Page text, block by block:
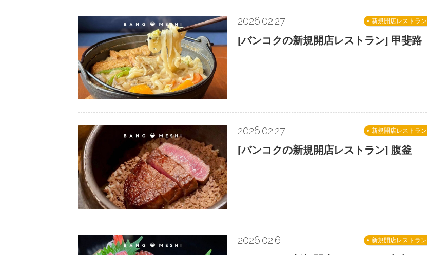
新規開店レストラン
2026.02.27
[バンコクの新規開店レストラン] 甲斐路
新規開店レストラン
2026.02.27
[バンコクの新規開店レストラン] 腹釜
新規開店レストラン
2026.02.6